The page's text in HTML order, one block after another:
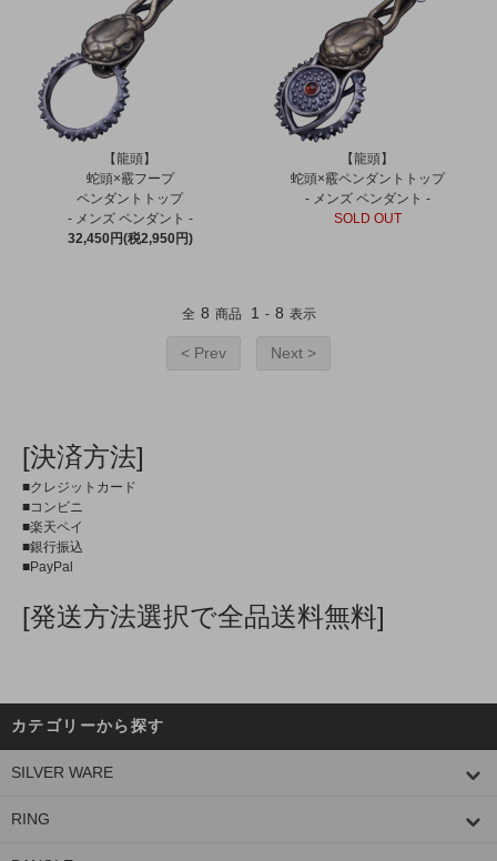
【龍頭】
蛇頭×霰フープ
ペンダントトップ
- メンズ ペンダント -
32,450円(税2,950円)
【龍頭】
蛇頭×霰ペンダントトップ
- メンズ ペンダント -
SOLD OUT
全 8 商品 1 - 8 表示
< Prev Next >
[決済方法]
■クレジットカード
■コンビニ
■楽天ペイ
■銀行振込
■PayPal
[発送方法選択で全品送料無料]
カテゴリーから探す
SILVER WARE
RING